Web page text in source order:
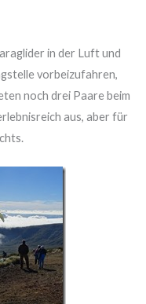
in der Luft und
vorbeizufahren,
noch drei Paare beim
aus, aber für